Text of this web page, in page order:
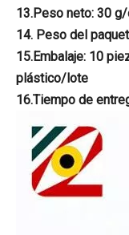
13.Peso neto: 30 g/
14. Peso del
15.Embalaje: 10
plástico/lote
16.Tiempo de